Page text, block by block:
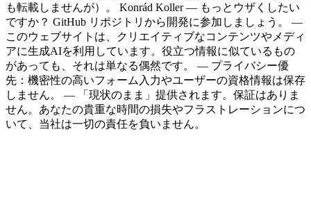
も転載しませんが）。
Konrád Koller— もっとウザくしたい
ですか？ GitHub リポジトリから開発に参加しましょう。
—
このウェブサイトは、クリエイティブなコンテンツやメディ
アに生成AIを利用しています。役立つ情報に似ているもの
があっても、それは単なる偶然です。
— プライバシー優
先：機密性の高いフォーム入力やユーザーの資格情報は保存
しません。
—
「現状のまま」提供されます。保証はありま
せん。あなたの貴重な時間の損失やフラストレーションにつ
いて、当社は一切の責任を負いません。